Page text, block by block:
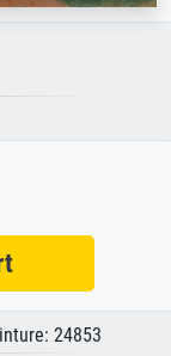
24853